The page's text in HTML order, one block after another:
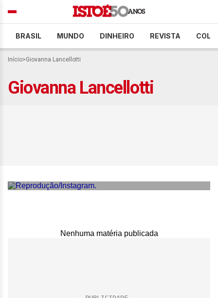
BRASIL MUNDO DINHEIRO REVISTA
Início>Giovanna Lancellotti
Giovanna Lancellotti
Nenhuma matéria publicada